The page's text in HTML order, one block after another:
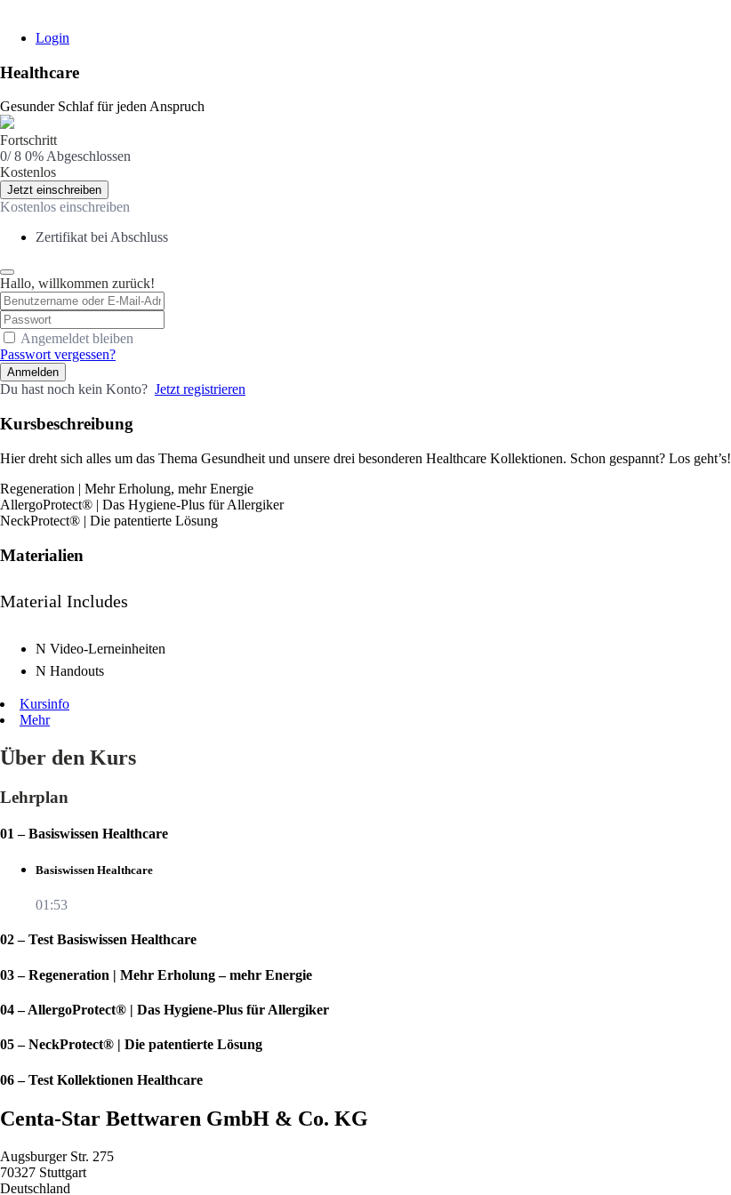
Login
Healthcare
Gesunder Schlaf für jeden Anspruch
Fortschritt
0/ 8 0% Abgeschlossen
Kostenlos
Jetzt einschreiben
Kostenlos einschreiben
Zertifikat bei Abschluss
Hallo, willkommen zurück!
Angemeldet bleiben
Passwort vergessen?
Anmelden
Du hast noch kein Konto? Jetzt registrieren
Kursbeschreibung
Hier dreht sich alles um das Thema Gesundheit und unsere drei besonderen Healthcare Kollektionen. Schon gespannt? Los geht’s!
Regeneration | Mehr Erholung, mehr Energie
AllergoProtect® | Das Hygiene-Plus für Allergiker
NeckProtect® | Die patentierte Lösung
Materialien
Material Includes
N Video-Lerneinheiten
N Handouts
Kursinfo
Mehr
Über den Kurs
Lehrplan
01 – Basiswissen Healthcare
Basiswissen Healthcare
01:53
02 – Test Basiswissen Healthcare
03 – Regeneration | Mehr Erholung – mehr Energie
04 – AllergoProtect® | Das Hygiene-Plus für Allergiker
05 – NeckProtect® | Die patentierte Lösung
06 – Test Kollektionen Healthcare
Centa-Star Bettwaren GmbH & Co. KG
Augsburger Str. 275
70327 Stuttgart
Deutschland